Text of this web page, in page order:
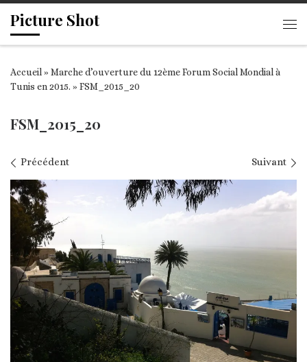
Passer au contenu
Picture Shot
Accueil» Marche d’ouverture du 12ème Forum Social Mondial à
Tunis en 2015. » FSM_2015_20
FSM_2015_20
Navigation des images
Précédent Suivant